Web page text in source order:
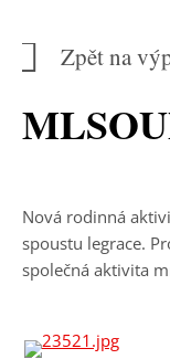
Zpět na
Nová rodinná
spoustu legrace.
společná aktivita